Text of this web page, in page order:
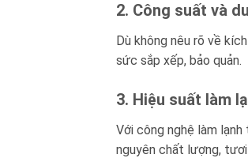
2. Công suất và
Dù không nêu rõ về
sức sắp xếp, bảo quản.
3. Hiệu suất làm
Với công nghệ làm lạnh
nguyên chất lượng,